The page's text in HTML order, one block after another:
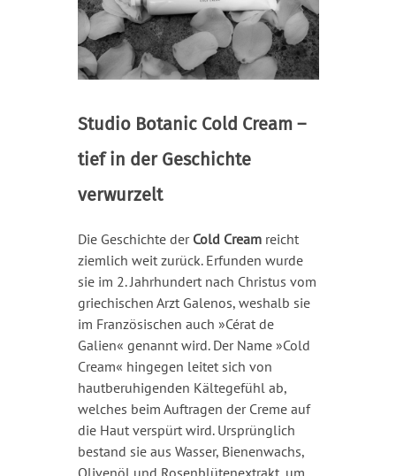
Studio Botanic Cold Cream –
tief in der Geschichte
verwurzelt
Die Geschichte der Cold Creamreicht
ziemlich weit zurück. Erfunden wurde
sie im 2. Jahrhundert nach Christus vom
griechischen Arzt Galenos, weshalb sie
im Französischen auch »Cérat de
Galien« genannt wird. Der Name »Cold
Cream« hingegen leitet sich von
hautberuhigenden Kältegefühl ab,
welches beim Auftragen der Creme auf
die Haut verspürt wird. Ursprünglich
bestand sie aus Wasser, Bienenwachs,
Olivenöl und Rosenblütenextrakt, um